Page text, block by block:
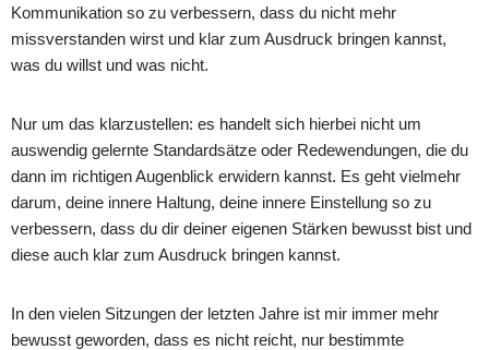
Kommunikation so zu verbessern, dass du nicht mehr
missverstanden wirst und klar zum Ausdruck bringen kannst,
was du willst und was nicht.
Nur um das klarzustellen: es handelt sich hierbei nicht um
auswendig gelernte Standardsätze oder Redewendungen, die du
dann im richtigen Augenblick erwidern kannst. Es geht vielmehr
darum, deine innere Haltung, deine innere Einstellung so zu
verbessern, dass du dir deiner eigenen Stärken bewusst bist und
diese auch klar zum Ausdruck bringen kannst.
In den vielen Sitzungen der letzten Jahre ist mir immer mehr
bewusst geworden, dass es nicht reicht, nur bestimmte